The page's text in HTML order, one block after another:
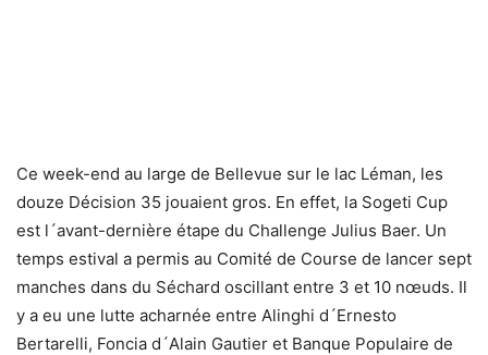
Ce week-end au large de Bellevue sur le lac Léman, les
douze Décision 35 jouaient gros. En effet, la Sogeti Cup
est l´avant-dernière étape du Challenge Julius Baer. Un
temps estival a permis au Comité de Course de lancer sept
manches dans du Séchard oscillant entre 3 et 10 nœuds. Il
y a eu une lutte acharnée entre Alinghi d´Ernesto
Bertarelli, Foncia d´Alain Gautier et Banque Populaire de